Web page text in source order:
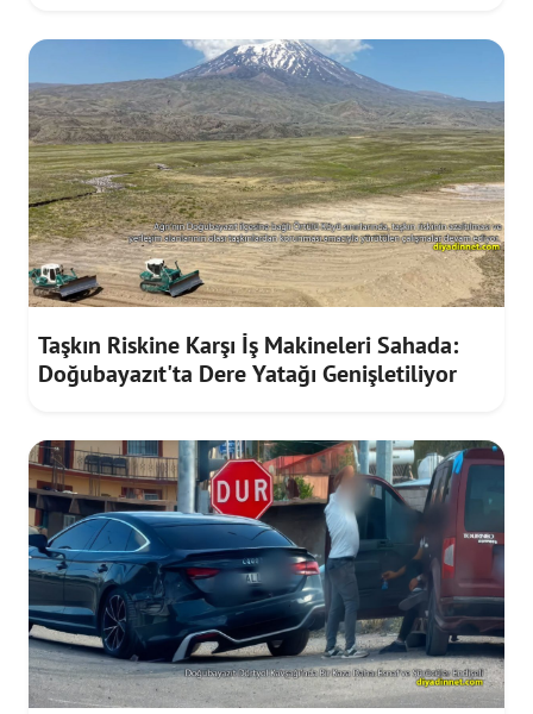
Taşkın Riskine Karşı İş Makineleri Sahada:
Doğubayazıt'ta Dere Yatağı Genişletiliyor